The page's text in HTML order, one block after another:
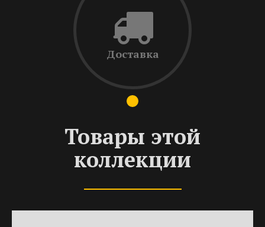
Доставка
Товары этой
коллекции